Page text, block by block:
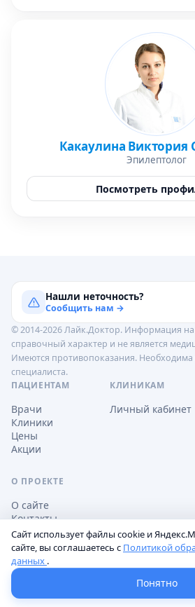
Какаулина Виктория
Эпилептолог
Посмотреть
Нашли неточность?
Сообщить нам →
© 2014-2026 Лайк.Доктор. Информация на
справочный характер и не является
Имеются противопоказания. Необходима
специалиста.
ПАЦИЕНТАМ
Врачи
Клиники
Цены
Акции
КЛИНИКАМ
Личный кабинет
О ПРОЕКТЕ
О сайте
Контакты
Обработка персональных данных
Пользовательское соглашение
Сайт использует файлы cookie и
сайте, вы соглашаетесь с Политикой
данных .
Понятно